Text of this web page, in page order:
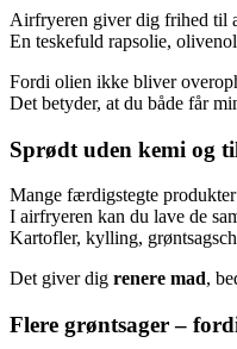
Airfryeren giver dig frihed til
En teskefuld rapsolie,
Fordi olien ikke bliver
Det betyder, at du både får
Sprødt uden kemi og
Mange færdigstegte
I airfryeren kan du lave de
Kartofler, kylling,
Det giver dig renere mad,
Flere grøntsager –